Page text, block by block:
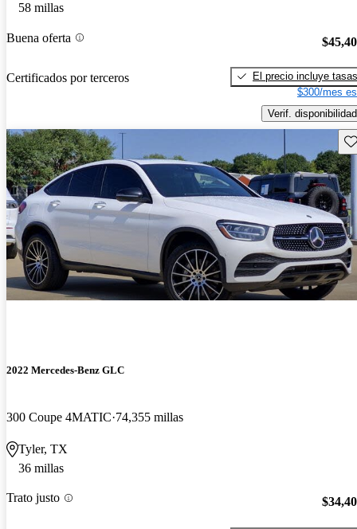
58 millas
Buena oferta
Certificados por terceros
El precio incluye tasas
$300/mes
Verif. disponibilidad
2022 Mercedes-Benz GLC
300 Coupe 4MATIC 74,355 millas
Tyler, TX
36 millas
Trato justo